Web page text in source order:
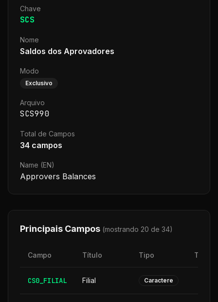
Chave
SCS
Nome
Saldos dos Aprovadores
Modo
Exclusivo
Arquivo
SCS990
Total de Campos
34 campos
Name (EN)
Approvers Balances
Principais Campos (mostrando 20 de 34)
Campo Título Tipo
CS0_FILIAL Filial Caractere